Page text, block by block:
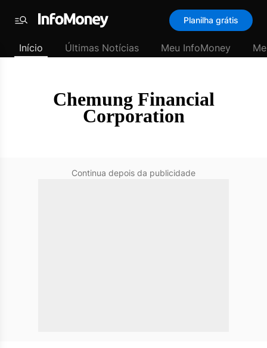
Padrão
Últimas
Menu
Planilha grátis
Início Últimas Notícias Meu InfoMoney
Chemung Financial
Corporation
Continua depois da publicidade